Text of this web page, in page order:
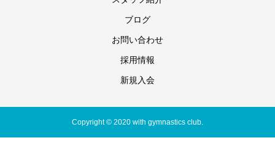
ブログ
お問い合わせ
採用情報
新規入会
Copyright © 2020 with gymnastics club.